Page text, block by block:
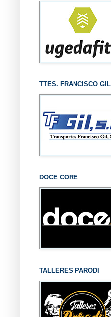
TTES. FRANCISCO GIL
DOCE CORE
TALLERES PARODI